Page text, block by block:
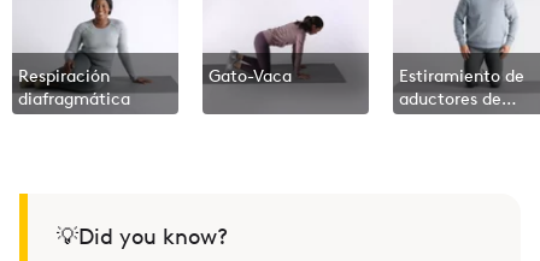
Respiración
diafragmática
Gato-Vaca
Estiramiento de
aductores de
💡Did you know?